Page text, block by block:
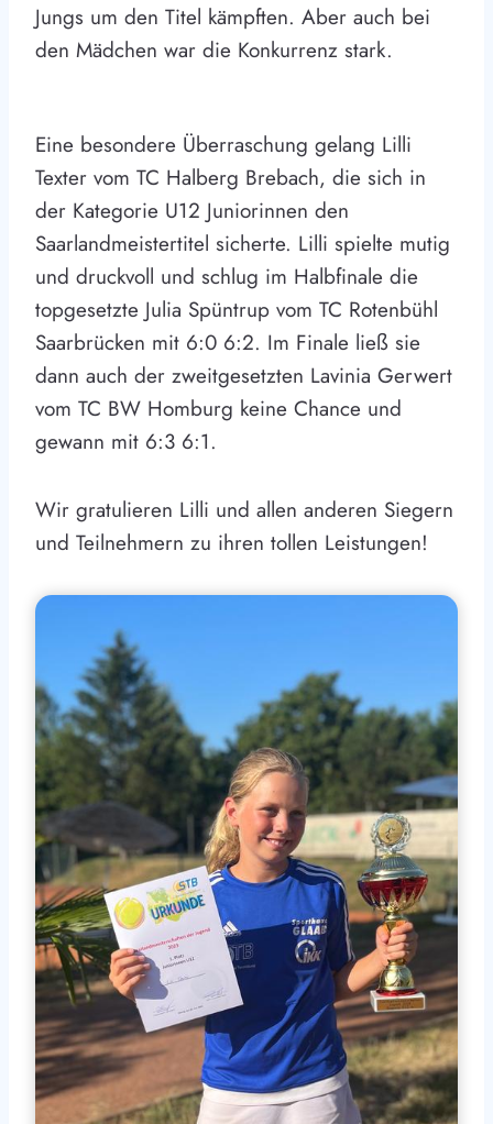
Jungs um den Titel kämpften. Aber auch bei
den Mädchen war die Konkurrenz stark.
Eine besondere Überraschung gelang Lilli
Texter vom TC Halberg Brebach, die sich in
der Kategorie U12 Juniorinnen den
Saarlandmeistertitel sicherte. Lilli spielte mutig
und druckvoll und schlug im Halbfinale die
topgesetzte Julia Spüntrup vom TC Rotenbühl
Saarbrücken mit 6:0 6:2. Im Finale ließ sie
dann auch der zweitgesetzten Lavinia Gerwert
vom TC BW Homburg keine Chance und
gewann mit 6:3 6:1.
Wir gratulieren Lilli und allen anderen Siegern
und Teilnehmern zu ihren tollen Leistungen!